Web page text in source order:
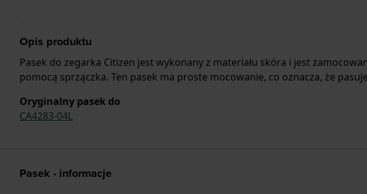
Opis produktu
Pasek do zegarka Citizen jest wykonany z materiału skóra i jest
pomocą sprzączka. Ten pasek ma proste mocowanie, co oznacza, że
Oryginalny pasek do
CA4283-04L
Pasek - informacje